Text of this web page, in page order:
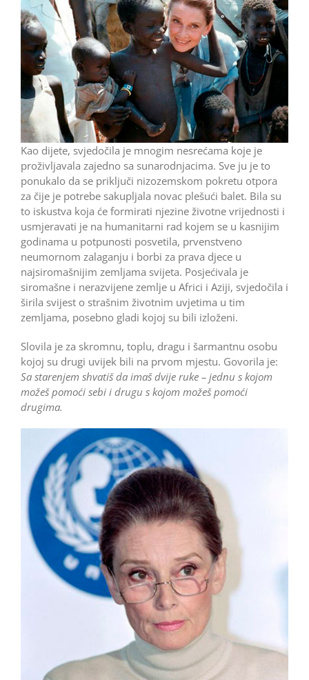
Kao dijete, svjedočila je mnogim nesrećama koje je
proživljavala zajedno sa sunarodnjacima. Sve ju je to
ponukalo da se priključi nizozemskom pokretu otpora
za čije je potrebe sakupljala novac plešući balet. Bila su
to iskustva koja će formirati njezine životne vrijednosti i
usmjeravati je na humanitarni rad kojem se u kasnijim
godinama u potpunosti posvetila, prvenstveno
neumornom zalaganju i borbi za prava djece u
najsiromašnijim zemljama svijeta. Posjećivala je
siromašne i nerazvijene zemlje u Africi i Aziji, svjedočila i
širila svijest o strašnim životnim uvjetima u tim
zemljama, posebno gladi kojoj su bili izloženi.
Slovila je za skromnu, toplu, dragu i šarmantnu osobu
kojoj su drugi uvijek bili na prvom mjestu. Govorila je:
Sa starenjem shvatiš da imaš dvije ruke – jednu s kojom
možeš pomoći sebi i drugu s kojom možeš pomoći
drugima.